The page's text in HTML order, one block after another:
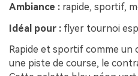
Ambiance : rapide, sportif,
Idéal pour : flyer tournoi
Rapide et sportif comme un
une piste de course, le